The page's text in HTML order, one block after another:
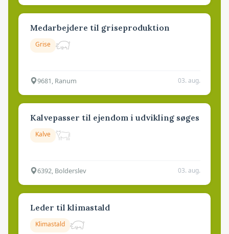
Medarbejdere til griseproduktion
Grise
9681, Ranum 03. aug.
Kalvepasser til ejendom i udvikling søges
Kalve
6392, Bolderslev 03. aug.
Leder til klimastald
Klimastald